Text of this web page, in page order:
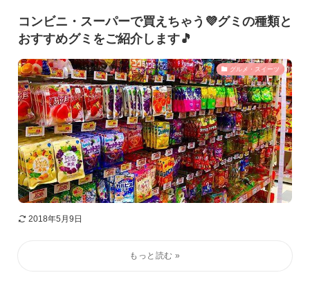
コンビニ・スーパーで買えちゃう💜グミの種類と
おすすめグミをご紹介します🎵
グルメ・スイーツ
2018年5月9日